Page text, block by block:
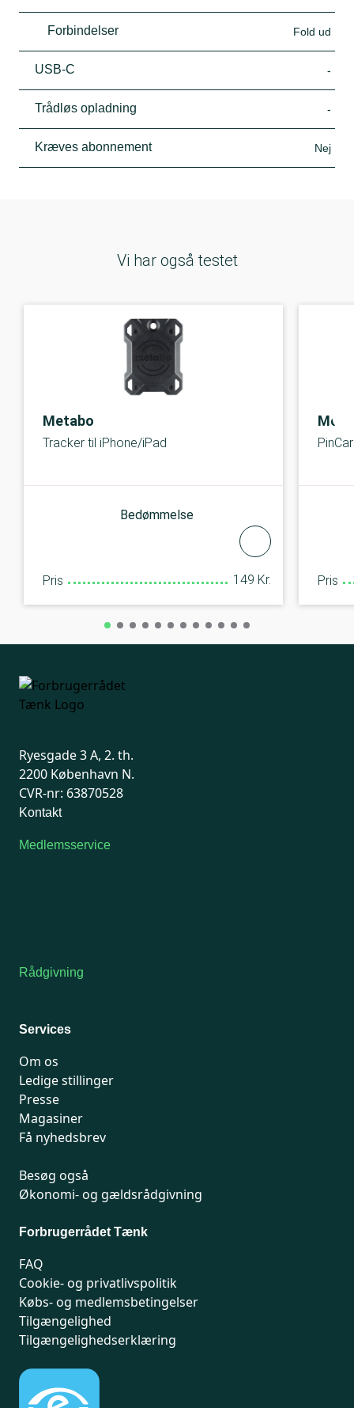
Forbindelser Fold ud
USB-C -
Trådløs opladning -
Kræves abonnement Nej
Vi har også testet
Metabo
Tracker til iPhone/iPad
Bedømmelse
Pris 149 Kr. Pris
Ryesgade 3 A, 2. th.
2200 København N.
CVR-nr: 63870528
Kontakt
Medlemsservice
Rådgivning
Services
Om os
Ledige stillinger
Presse
Magasiner
Få nyhedsbrev
Besøg også
Økonomi- og gældsrådgivning
Forbrugerrådet Tænk
FAQ
Cookie- og privatlivspolitik
Købs- og medlemsbetingelser
Tilgængelighed
Tilgængelighedserklæring